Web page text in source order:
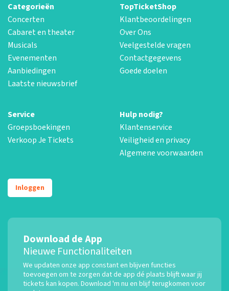
Categorieën
Concerten
Cabaret en theater
Musicals
Evenementen
Aanbiedingen
Laatste nieuwsbrief
TopTicketShop
Klantbeoordelingen
Over Ons
Veelgestelde vragen
Contactgegevens
Goede doelen
Service
Groepsboekingen
Verkoop Je Tickets
Hulp nodig?
Klantenservice
Veiligheid en privacy
Algemene voorwaarden
Inloggen
Download de App
Nieuwe Functionaliteiten
We updaten onze app constant en blijven functies
toevoegen om te zorgen dat de app dé plaats blijft waar jij
tickets kan kopen. Download 'm nu en blijf terugkomen voor